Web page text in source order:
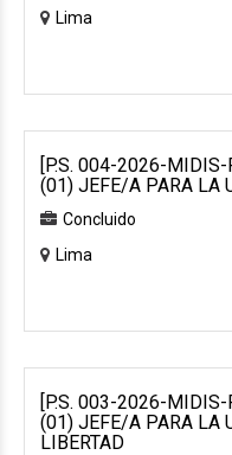
Lima
[P.S. 004-2026-
(01) JEFE/A PARA LA
Concluido
Lima
[P.S. 003-2026-
(01) JEFE/A PARA LA
LIBERTAD